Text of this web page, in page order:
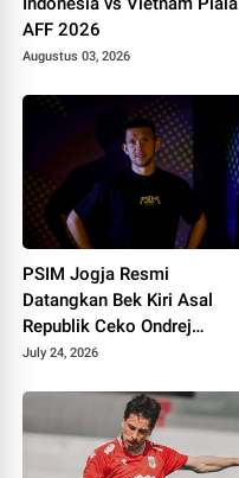
AFF 2026
Augustus 03, 2026
PSIM Jogja Resmi
Datangkan Bek Kiri Asal
Republik Ceko Ondrej
Rudzan untuk Hadapi Super
July 24, 2026